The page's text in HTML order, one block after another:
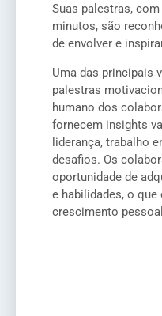
Suas palestras,
minutos, são
de envolver e
Uma das principais
palestras
humano dos
fornecem insights
liderança, trabalho
desafios. Os
oportunidade de
e habilidades, o
crescimento